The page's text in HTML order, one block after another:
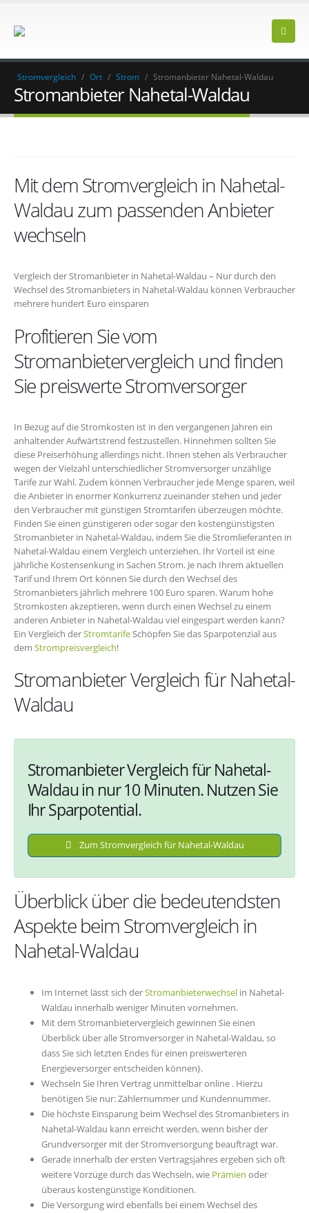
Stromvergleich / Ort / Strom / Stromanbieter Nahetal-Waldau
Stromanbieter Nahetal-Waldau
Mit dem Stromvergleich in Nahetal-
Waldau zum passenden Anbieter
wechseln
Vergleich der Stromanbieter in Nahetal-Waldau – Nur durch den
Wechsel des Stromanbieters in Nahetal-Waldau können Verbraucher
mehrere hundert Euro einsparen
Profitieren Sie vom
Stromanbietervergleich und finden
Sie preiswerte Stromversorger
In Bezug auf die Stromkosten ist in den vergangenen Jahren ein
anhaltender Aufwärtstrend festzustellen. Hinnehmen sollten Sie
diese Preiserhöhung allerdings nicht. Ihnen stehen als Verbraucher
wegen der Vielzahl unterschiedlicher Stromversorger unzählige
Tarife zur Wahl. Zudem können Verbraucher jede Menge sparen, weil
die Anbieter in enormer Konkurrenz zueinander stehen und jeder
den Verbraucher mit günstigen Stromtarifen überzeugen möchte.
Finden Sie einen günstigeren oder sogar den kostengünstigsten
Stromanbieter in Nahetal-Waldau, indem Sie die Stromlieferanten in
Nahetal-Waldau einem Vergleich unterziehen. Ihr Vorteil ist eine
jährliche Kostensenkung in Sachen Strom. Je nach Ihrem aktuellen
Tarif und Ihrem Ort können Sie durch den Wechsel des
Stromanbieters jährlich mehrere 100 Euro sparen. Warum hohe
Stromkosten akzeptieren, wenn durch einen Wechsel zu einem
anderen Anbieter in Nahetal-Waldau viel eingespart werden kann?
Ein Vergleich derStromtarife Schöpfen Sie das Sparpotenzial aus
dem Strompreisvergleich!
Stromanbieter Vergleich für Nahetal-
Waldau
Stromanbieter Vergleich für Nahetal-
Waldau in nur 10 Minuten. Nutzen Sie
Ihr Sparpotential.
Zum Stromvergleich für Nahetal-Waldau
Überblick über die bedeutendsten
Aspekte beim Stromvergleich in
Nahetal-Waldau
Im Internet lässt sich derStromanbieterwechsel in Nahetal-
Waldau innerhalb weniger Minuten vornehmen.
Mit dem Stromanbietervergleich gewinnen Sie einen
Überblick über alle Stromversorger in Nahetal-Waldau, so
dass Sie sich letzten Endes für einen preiswerteren
Energieversorger entscheiden können}.
Wechseln Sie Ihren Vertrag unmittelbar online . Hierzu
benötigen Sie nur: Zählernummer und Kundennummer.
Die höchste Einsparung beim Wechsel des Stromanbieters in
Nahetal-Waldau kann erreicht werden, wenn bisher der
Grundversorger mit der Stromversorgung beauftragt war.
Gerade innerhalb der ersten Vertragsjahres ergeben sich oft
weitere Vorzüge durch das Wechseln, wie Prämien oder
überaus kostengünstige Konditionen.
Die Versorgung wird ebenfalls bei einem Wechsel des